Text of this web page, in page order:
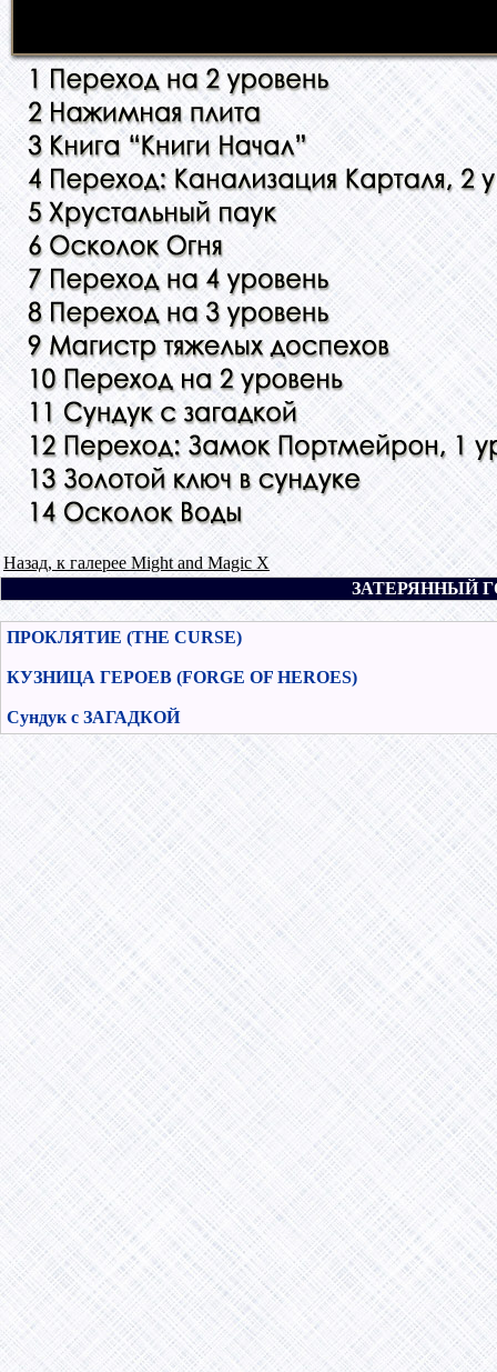
Назад, к галерее Might and Magic X
ЗАТЕРЯННЫЙ
ПРОКЛЯТИЕ (THE CURSE)
КУЗНИЦА ГЕРОЕВ (FORGE OF HEROES)
Сундук с ЗАГАДКОЙ